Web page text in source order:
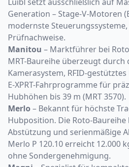
Generation – Stage-V-Motoren
modernste Steuerungssysteme,
Prüfnachweise.
Manitou – Marktführer bei
MRT-Baureihe überzeugt durch
Kamerasystem, RFID-
E-XPRT-Fahrprogramme für
Hubhöhen bis 39 m (MRT 3570).
Merlo– Bekannt für höchste
Hubposition. Die Roto-
Abstützung und serienmäßige
Merlo P 120.10 erreicht 12.000
ohne Sondergenehmigung.